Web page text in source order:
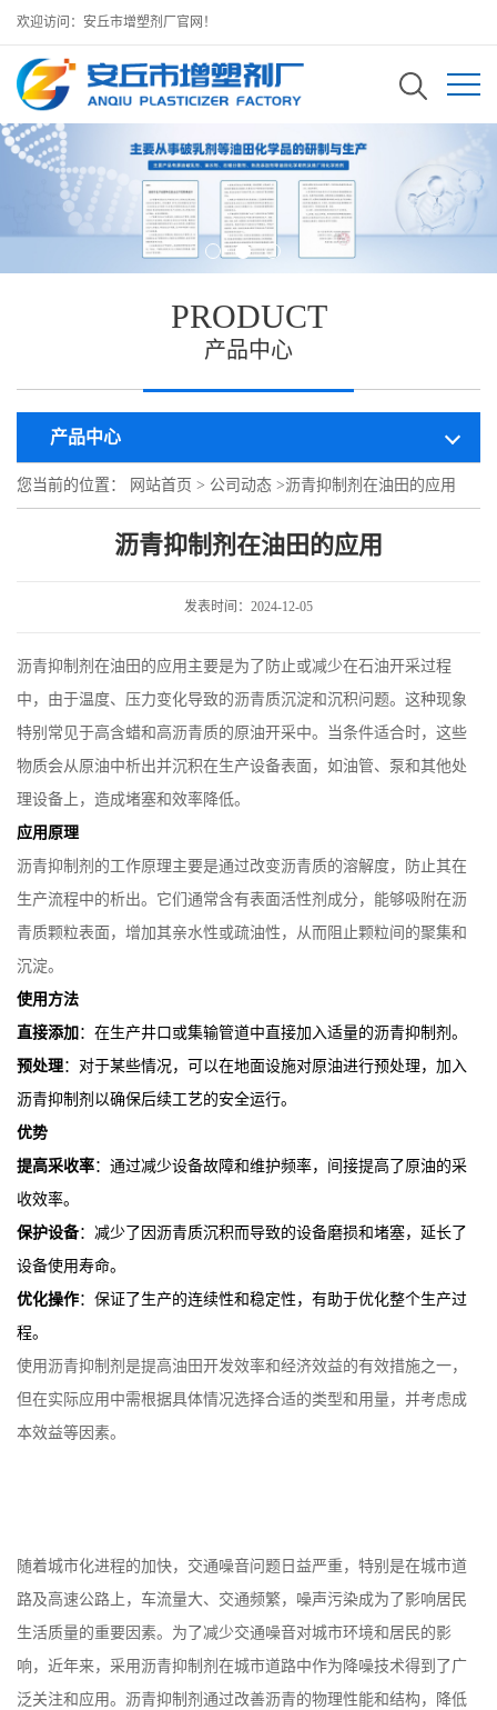
欢迎访问：安丘市增塑剂厂官网！
PRODUCT
产品中心
产品中心
您当前的位置： 网站首页 > 公司动态 >沥青抑制剂在油田的应用
沥青抑制剂在油田的应用
发表时间：2024-12-05
沥青抑制剂在油田的应用主要是为了防止或减少在石油开采过程
中，由于温度、压力变化导致的沥青质沉淀和沉积问题。这种现象
特别常见于高含蜡和高沥青质的原油开采中。当条件适合时，这些
物质会从原油中析出并沉积在生产设备表面，如油管、泵和其他处
理设备上，造成堵塞和效率降低。
应用原理
沥青抑制剂的工作原理主要是通过改变沥青质的溶解度，防止其在
生产流程中的析出。它们通常含有表面活性剂成分，能够吸附在沥
青质颗粒表面，增加其亲水性或疏油性，从而阻止颗粒间的聚集和
沉淀。
使用方法
直接添加 ：在生产井口或集输管道中直接加入适量的沥青抑制剂。
预处理：对于某些情况，可以在地面设施对原油进行预处理，加入
沥青抑制剂以确保后续工艺的安全运行。
优势
提高采收率：通过减少设备故障和维护频率，间接提高了原油的采
收效率。
保护设备：减少了因沥青质沉积而导致的设备磨损和堵塞，延长了
设备使用寿命。
优化操作：保证了生产的连续性和稳定性，有助于优化整个生产过
程。
使用沥青抑制剂是提高油田开发效率和经济效益的有效措施之一，
但在实际应用中需根据具体情况选择合适的类型和用量，并考虑成
本效益等因素。
随着城市化进程的加快，交通噪音问题日益严重，特别是在城市道
路及高速公路上，车流量大、交通频繁，噪声污染成为了影响居民
生活质量的重要因素。为了减少交通噪音对城市环境和居民的影
响，近年来，采用沥青抑制剂在城市道路中作为降噪技术得到了广
泛关注和应用。沥青抑制剂通过改善沥青的物理性能和结构，降低